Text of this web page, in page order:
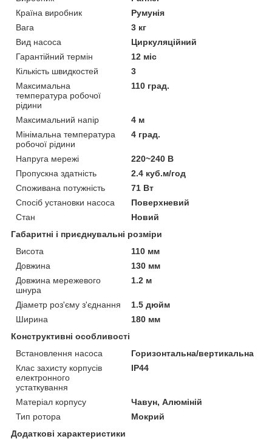
Країна виробник
Румунія
Вага
3 кг
Вид насоса
Циркуляційний
Гарантійний термін
12 міс
Кількість швидкостей
3
Максимальна
температура робочої
рідини
110 град.
Максимальний напір
4 м
Мінімальна температура
робочої рідини
4 град.
Напруга мережі
220~240 В
Пропускна здатність
2.4 куб.м/год
Споживана потужність
71 Вт
Спосіб установки насоса
Поверхневий
Стан
Новий
Габаритні і приєднувальні розміри
Висота
110 мм
Довжина
130 мм
Довжина мережевого
шнура
1.2 м
Діаметр роз'єму з'єднання
1.5 дюйм
Ширина
180 мм
Конструктивні особливості
Встановлення насоса
Горизонтальна/вертикальна
Клас захисту корпусів
електронного
устаткування
IP44
Матеріал корпусу
Чавун, Алюміній
Тип ротора
Мокрий
Додаткові характеристики